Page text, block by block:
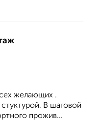
желающих .
В шаговой
прожив...